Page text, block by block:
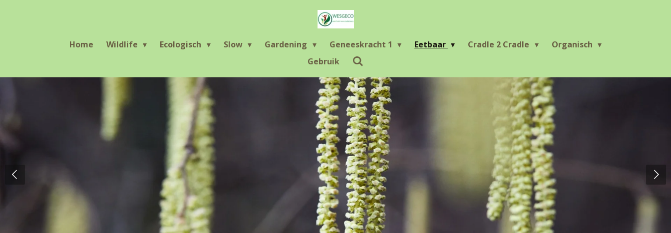
Home Wildlife Ecologisch Slow Gardening Geneeskracht 1 Eetbaar Cradle 2 Cradle
Organisch
Gebruik